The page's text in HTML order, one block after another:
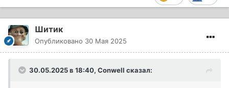
Шитик
Опубликовано 30 Мая 2025
30.05.2025 в 18:40, Conwell сказал: